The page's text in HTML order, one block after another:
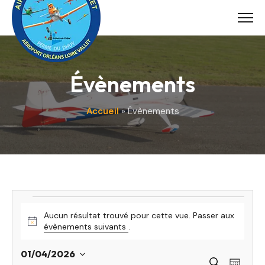
Skip
content
Évènements
Accueil»Évènements
Évènements
Notice
Aucun résultat trouvé pour cette vue. Passer aux
évènements suivants .
01/04/2026